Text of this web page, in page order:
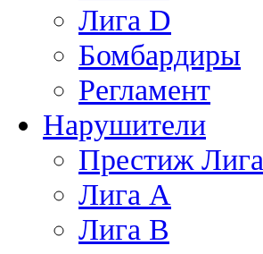
Лига D
Бомбардиры
Регламент
Нарушители
Престиж Лига
Лига А
Лига В